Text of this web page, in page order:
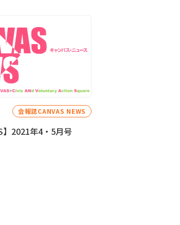
会報誌CANVAS NEWS
】2021年4・5月号